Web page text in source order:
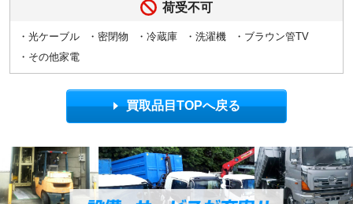
荷受不可
・光ケーブル ・密閉物 ・冷蔵庫 ・洗濯機
・ブラウン管TV
・その他家電
買取品目TOPへ戻る